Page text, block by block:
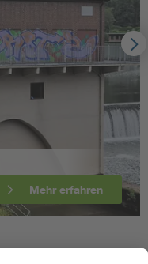
Mehr erfahren